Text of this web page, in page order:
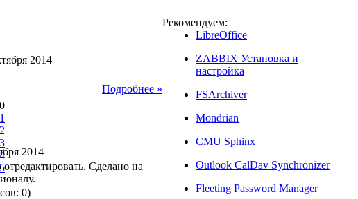
2014
0
1
2
3
4
5
0)
Подробнее »
2014
Сделано на
Рекомендуем:
LibreOffice
ZABBIX Установка и
настройка
FSArchiver
Mondrian
CMU Sphinx
Outlook CalDav Synchronizer
Fleeting Password Manager